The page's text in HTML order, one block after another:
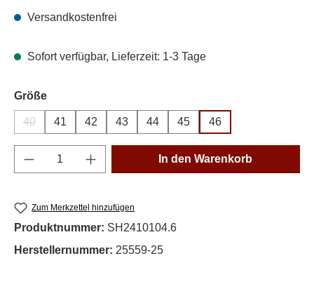
Versandkostenfrei
Sofort verfügbar, Lieferzeit: 1-3 Tage
Größeauswählen
40
(Diese Option ist zurzeit nicht verfügbar.)
41 42 43 44 45 46
Produkt Anzahl: Gib den gewünschten
In den Warenkorb
Zum Merkzettel hinzufügen
Produktnummer: SH2410104.6
Herstellernummer: 25559-25